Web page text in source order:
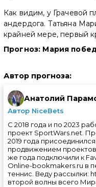
Как видим, у Грачевой
андердога. Татьяна
крайней мере, первый
Прогноз: Мария
Автор прогноза:
Анатолий
Автор NiceBets
С 2018 года и по 2023
проект SportWars.net.
2019 года
продвижением
же года подключили к
Online-bookmakers.ru в
теннис. Веду рассылки:
второй волны всего